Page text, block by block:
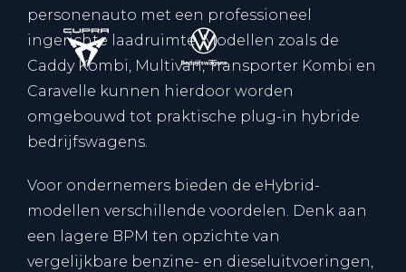
personenauto met een professioneel
ingerichte laadruimte. Modellen zoals de
Caddy Kombi, Multivan, Transporter Kombi en
Caravelle kunnen hierdoor worden
omgebouwd tot praktische plug-in hybride
bedrijfswagens.
Voor ondernemers bieden de eHybrid-
modellen verschillende voordelen. Denk aan
een lagere BPM ten opzichte van
vergelijkbare benzine- en dieseluitvoeringen,